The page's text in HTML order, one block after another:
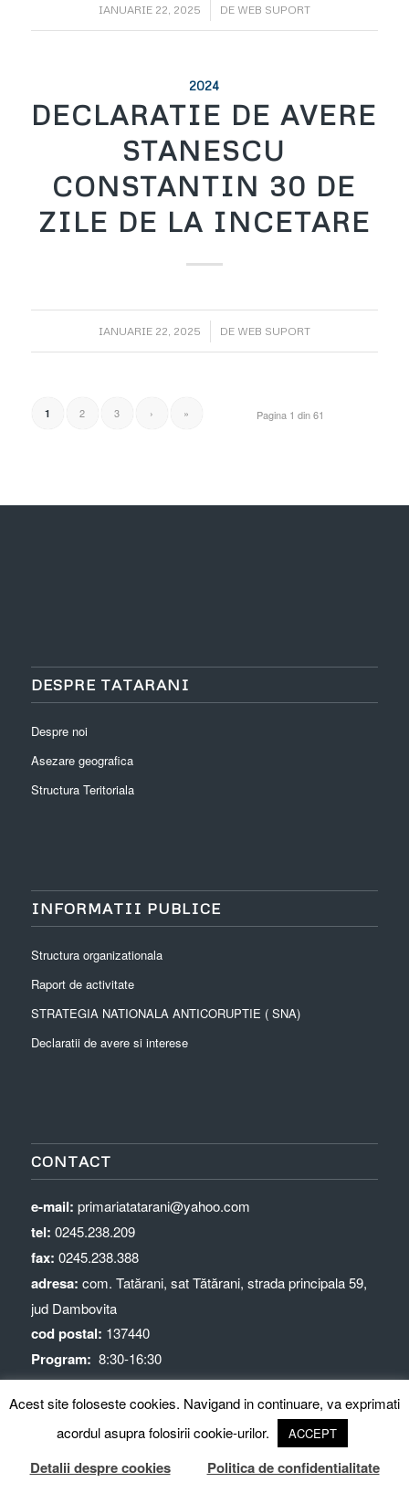
IANUARIE 22, 2025
/ DE WEB SUPORT
2024
DECLARATIE DE AVERE
STANESCU
CONSTANTIN 30 DE
ZILE DE LA INCETARE
IANUARIE 22, 2025
/ DE WEB SUPORT
Pagina 1 din 61
1 2 3 › »
DESPRE TATARANI
Despre noi
Asezare geografica
Structura Teritoriala
INFORMATII PUBLICE
Structura organizationala
Raport de activitate
STRATEGIA NATIONALA ANTICORUPTIE ( SNA)
Declaratii de avere si interese
CONTACT
e-mail: primariatatarani@yahoo.com
tel: 0245.238.209
fax: 0245.238.388
adresa: com. Tatărani, sat Tătărani, strada principala 59,
jud Dambovita
cod postal: 137440
Program: 8:30-16:30
© Copyright - Primaria Tătărani precizari GDPR
Acest site foloseste cookies. Navigand in continuare, va exprimati
acordul asupra folosirii cookie-urilor.
ACCEPT
Detalii despre cookies Politica de confidentialitate